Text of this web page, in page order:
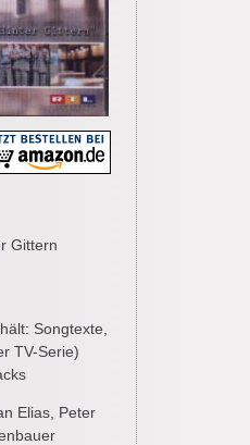
Gittern
Songtexte,
TV-Serie)
Elias, Peter